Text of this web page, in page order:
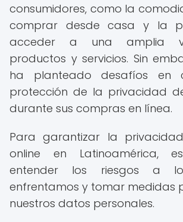
consumidores, como la
comprar desde casa y la
acceder a una amplia
productos y servicios. Sin
ha planteado desafíos en
protección de la privacidad
durante sus compras en línea.
Para garantizar la
online en Latinoamérica,
entender los riesgos a
enfrentamos y tomar medidas
nuestros datos personales.